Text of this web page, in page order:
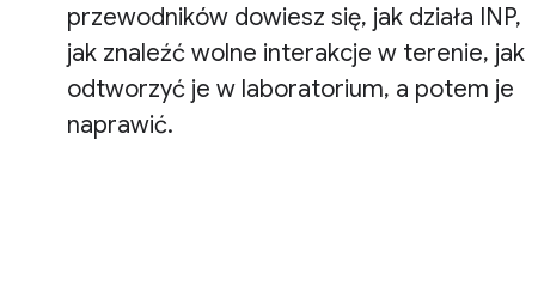
przewodników dowiesz się, jak działa INP,
jak znaleźć wolne interakcje w terenie, jak
odtworzyć je w laboratorium, a potem je
naprawić.